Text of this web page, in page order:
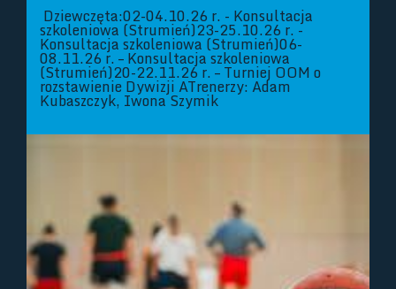
Dziewczęta:02-04.10.26 r. - Konsultacja
szkoleniowa (Strumień)23-25.10.26 r. -
Konsultacja szkoleniowa (Strumień)06-
08.11.26 r. – Konsultacja szkoleniowa
(Strumień)20-22.11.26 r. – Turniej OOM o
rozstawienie Dywizji ATrenerzy: Adam
Kubaszczyk, Iwona Szymik